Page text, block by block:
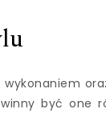
być one